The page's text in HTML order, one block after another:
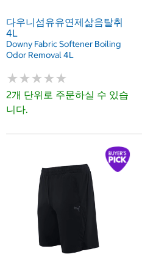
다우니섬유유연제삶음탈취
4L
Downy Fabric Softener Boiling
Odor Removal 4L
★★★★★
★★★★★
2개 단위로 주문하실 수 있습
니다.